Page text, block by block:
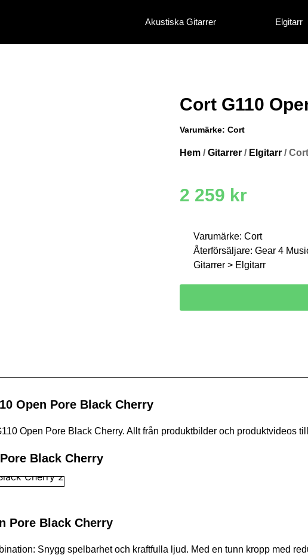
Akustiska Gitarrer Elgitarr
Cort G110
Varumärke: Cort
Hem /Gitarrer / Elgitarr /
2 259 kr
Varumärke: Cort
Återförsäljare: Gear 4
Gitarrer > Elgitarr
Open Pore Black Cherry
Open Pore Black Cherry. Allt från produktbilder och produktvideos
Black Cherry
Pore Black Cherry
Snygg spelbarhet och kraftfulla ljud. Med en tunn kropp med